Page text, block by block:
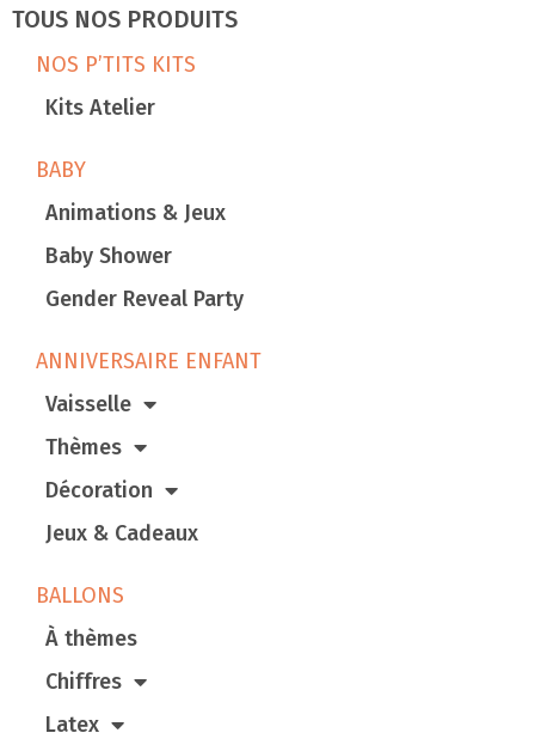
TOUS NOS PRODUITS
NOS P’TITS KITS
Kits Atelier
BABY
Animations & Jeux
Baby Shower
Gender Reveal Party
ANNIVERSAIRE ENFANT
Vaisselle
Thèmes
Décoration
Jeux & Cadeaux
BALLONS
À thèmes
Chiffres
Latex